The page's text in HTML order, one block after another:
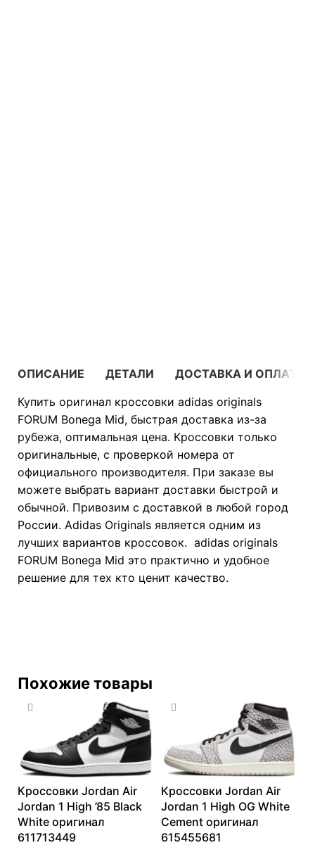
ОПИСАНИЕ ДЕТАЛИ
ДОСТАВКА И ОПЛАТА
Купить оригинал кроссовки adidas originals
FORUM Bonega Mid, быстрая доставка из-за
рубежа, оптимальная цена. Кроссовки только
оригинальные, с проверкой номера от
официального производителя. При заказе вы
можете выбрать вариант доставки быстрой и
обычной. Привозим с доставкой в любой город
России. Adidas Originals является одним из
лучших вариантов кроссовок. adidas originals
FORUM Bonega Mid это практично и удобное
решение для тех кто ценит качество.
Похожие товары
Кроссовки Jordan Air
Jordan 1 High ’85 Black
White оригинал
611713449
Кроссовки Jordan Air
Jordan 1 High OG White
Cement оригинал
615455681